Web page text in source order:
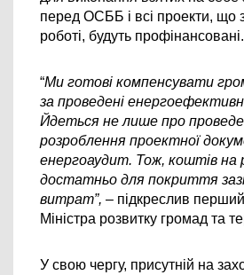
перед ОСББ і всі проекти, що
роботі, будуть профінансовані.
“Ми готові компенсувати
за проведені
Йдеться не лише про
розроблення проектної
енергоаудит. Тож, коштів на
достатньо для покриття
витрат”, – підкреслив
Міністра розвитку громад та
У свою чергу, присутній на